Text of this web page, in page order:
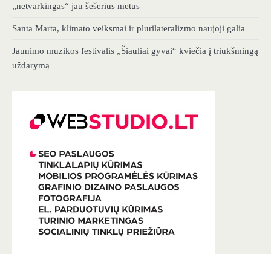
„netvarkingas“ jau šešerius metus
Santa Marta, klimato veiksmai ir plurilateralizmo naujoji galia
Jaunimo muzikos festivalis „Šiauliai gyvai“ kviečia į triukšmingą
uždarymą